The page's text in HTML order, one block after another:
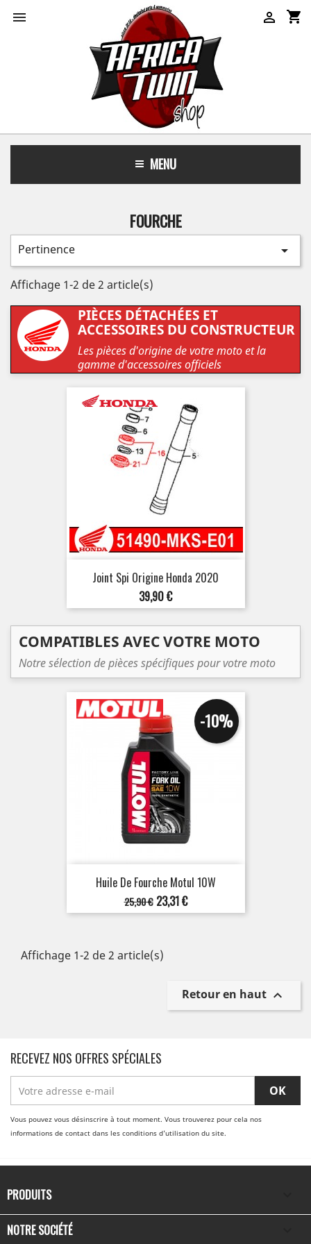
 shopping_cart

MENU
FOURCHE
Pertinence 
Affichage 1-2 de 2 article(s)
PIÈCES DÉTACHÉES ET
ACCESSOIRES DU CONSTRUCTEUR
Les pièces d'origine de votre moto et la
gamme d'accessoires officiels
Joint Spi Origine Honda 2020
Prix
39,90 €
COMPATIBLES AVEC VOTRE MOTO
Notre sélection de pièces spécifiques pour votre moto
Huile De Fourche Motul 10W
Prix
de
25,90 €
-10%
Prix
23,31 €
Affichage 1-2 de 2 article(s)
Retour en haut 
RECEVEZ NOS OFFRES SPÉCIALES
Vous pouvez vous désinscrire à tout moment. Vous trouverez pour cela nos
informations de contact dans les conditions d'utilisation du site.
PRODUITS
NOTRE SOCIÉTÉ